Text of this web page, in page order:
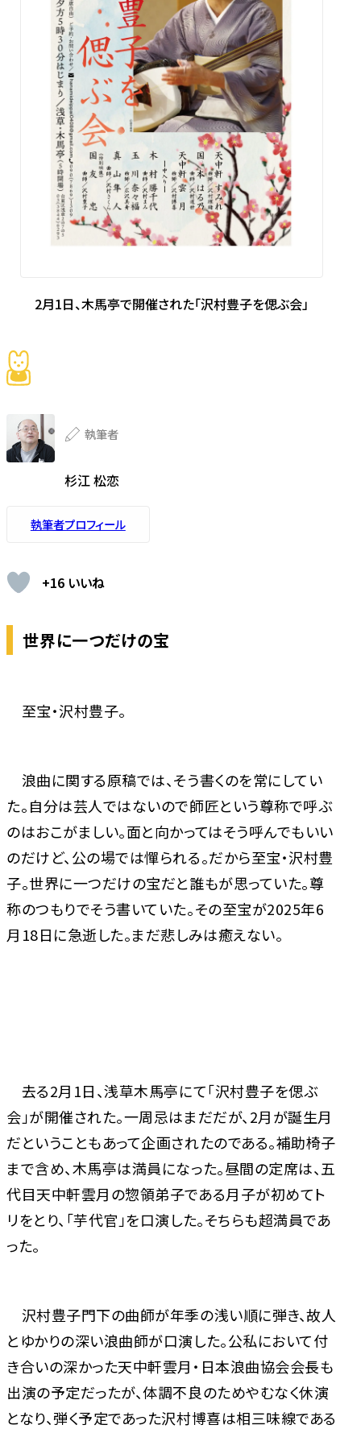
2月1日、木馬亭で開催された「沢村豊子を偲ぶ会」
執筆者
杉江 松恋
執筆者プロフィール
+16 いいね
世界に一つだけの宝
至宝・沢村豊子。
浪曲に関する原稿では、そう書くのを常にしてい
た。自分は芸人ではないので師匠という尊称で呼ぶ
のはおこがましい。面と向かってはそう呼んでもいい
のだけど、公の場では憚られる。だから至宝・沢村豊
子。世界に一つだけの宝だと誰もが思っていた。尊
称のつもりでそう書いていた。その至宝が2025年6
月18日に急逝した。まだ悲しみは癒えない。
去る2月1日、浅草木馬亭にて「沢村豊子を偲ぶ
会」が開催された。一周忌はまだだが、2月が誕生月
だということもあって企画されたのである。補助椅子
まで含め、木馬亭は満員になった。昼間の定席は、五
代目天中軒雲月の惣領弟子である月子が初めてト
リをとり、「芋代官」を口演した。そちらも超満員であ
った。
沢村豊子門下の曲師が年季の浅い順に弾き、故人
とゆかりの深い浪曲師が口演した。公私において付
き合いの深かった天中軒雲月・日本浪曲協会会長も
出演の予定だったが、体調不良のためやむなく休演
となり、弾く予定であった沢村博喜は相三味線である